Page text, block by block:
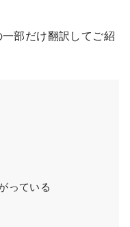
部だけ翻訳してご紹
っている